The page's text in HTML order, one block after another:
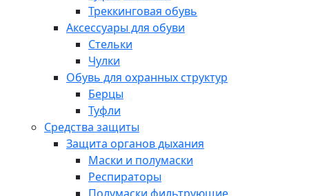
Треккинговая обувь
Аксессуары для обуви
Стельки
Чулки
Обувь для охранных структур
Берцы
Туфли
Средства защиты
Защита органов дыхания
Маски и полумаски
Респираторы